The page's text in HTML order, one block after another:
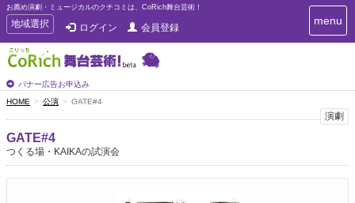
お薦め演劇・ミュージカルのクチコミは、CoRich舞台芸術！
T
o
g
g
e
n
a
v
i
g
地域選択 ログイン 会員登録
バナー広告お申込み
T
o
g
menu
HOME 公演 GATE#4
演劇
GATE#4
つくる場・KAIKAの試演会